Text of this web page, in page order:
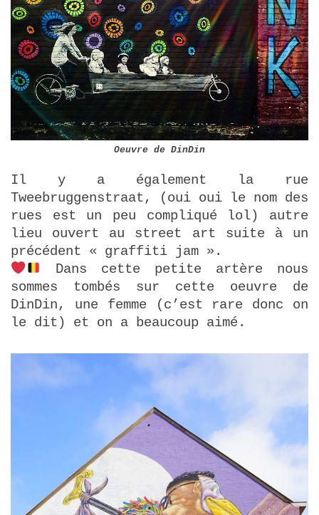
Oeuvre de DinDin
Il y a également la rue
Tweebruggenstraat, (oui oui le nom des
rues est un peu compliqué lol) autre
lieu ouvert au street art suite à un
précédent « graffiti jam ».
Dans cette petite artère nous
sommes tombés sur cette oeuvre de
DinDin, une femme (c’est rare donc on
le dit) et on a beaucoup aimé.